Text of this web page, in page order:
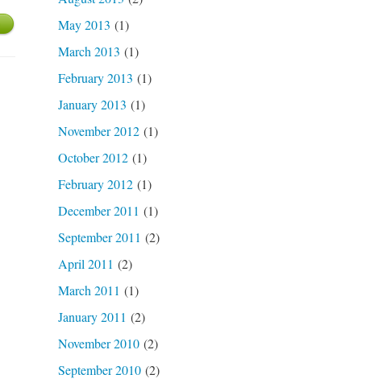
May 2013 (1)
March 2013 (1)
February 2013 (1)
January 2013 (1)
November 2012(1)
October 2012(1)
February 2012(1)
December 2011 (1)
September 2011 (2)
April 2011 (2)
March 2011 (1)
January 2011 (2)
November 2010(2)
September 2010(2)